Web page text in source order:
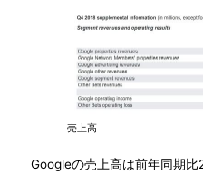
売上高
Googleの売上高は前年同期比